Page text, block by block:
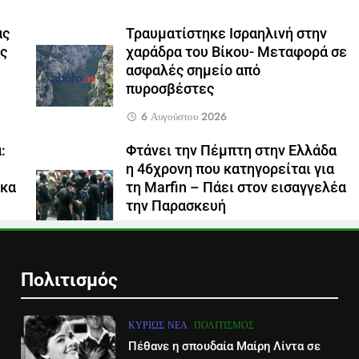
Τραυματίστηκε Ισραηλινή στην
χαράδρα του Βίκου- Μεταφορά σε
ασφαλές σημείο από
πυροσβέστες
6 Αυγούστου 2026
Φτάνει την Πέμπτη στην Ελλάδα
η 46χρονη που κατηγορείται για
τη Marfin – Πάει στον εισαγγελέα
την Παρασκευή
5 Αυγούστου 2026
Πολιτισμός
ΚΥΡΊΩΣ ΝΈΑ ΠΟΛΙΤΙΣΜΌΣ
Πέθανε η σπουδαία Μαίρη Λίντα σε